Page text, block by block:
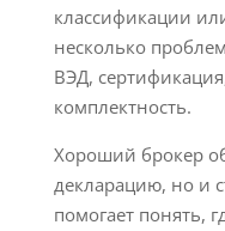
классификации
несколько
ВЭД,
комплектность.
Хороший брокер
декларацию, но и
помогает понять,